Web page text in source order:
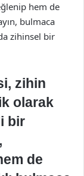
hem de
bulmaca
zihinsel bir
zihin
olarak
bir
de